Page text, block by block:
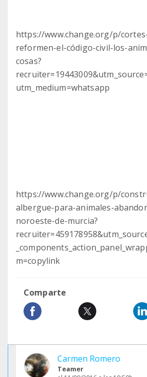
https://www.change.org/p/
reformen-el-código-civil-los-
cosas?
utm_medium=whatsapp
https://www.change.org/p/
albergue-para-animales-
noroeste-de-murcia?
m=copylink
Comparte
Carmen Romero
Teamer